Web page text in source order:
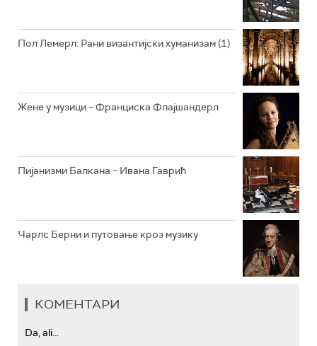
РАДИО ЏЕЗЕР
Пол Лемерл: Рани византијски хуманизам (1)
Жене у музици – Франциска Флајшандерл
Пијанизми Балкана – Ивана Гаврић
Чарлс Берни и путовање кроз музику
КОМЕНТАРИ
Da, ali...